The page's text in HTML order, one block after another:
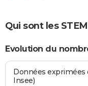
Qui sont les
Evolution du
Données exprimées
Insee)